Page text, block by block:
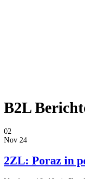
B2L
02
Nov 24
2ZL: Poraz in